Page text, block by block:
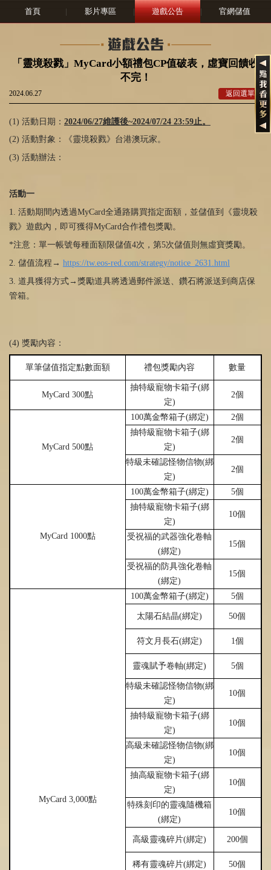
首頁 | 影片專區 | 遊戲公告 | 官網儲值
「靈境殺戮」MyCard小額禮包CP值破表，虛寶回饋收
不完！
2024.06.27 返回選單
(1) 活動日期： 2024/06/27維護後~2024/07/24 23:59止。
(2) 活動對象：《靈境殺戮》台港澳玩家。
(3) 活動辦法：
活動一
1. 活動期間內透過MyCard全通路購買指定面額，並儲值到《靈境殺
戮》遊戲內，即可獲得MyCard合作禮包獎勵。
*注意：單一帳號每種面額限儲值4次，第5次儲值則無虛寶獎勵。
2. 儲值流程→ https://tw.eos-red.com/strategy/notice_2631.html
3. 道具獲得方式→獎勵道具將透過郵件派送、鑽石將派送到商店保
管箱。
(4) 獎勵內容：
單筆儲值指定點數面額 禮包獎勵內容 數量
MyCard 300點
抽特級寵物卡箱子(綁
定)
2個
MyCard 500點
100萬金幣箱子(綁定)
2個
抽特級寵物卡箱子(綁
定)
2個
特級未確認怪物信物(綁
定)
2個
MyCard 1000點
100萬金幣箱子(綁定)
5個
抽特級寵物卡箱子(綁
定)
10個
受祝福的武器強化卷軸
(綁定)
15個
受祝福的防具強化卷軸
(綁定)
15個
MyCard 3,000點
100萬金幣箱子(綁定) 5個
太陽石結晶(綁定) 50個
符文月長石(綁定) 1個
靈魂賦予卷軸(綁定) 5個
特級未確認怪物信物(綁
定)
10個
抽特級寵物卡箱子(綁
定)
10個
高級未確認怪物信物(綁
定)
10個
抽高級寵物卡箱子(綁
定)
10個
特殊刻印的靈魂隨機箱
(綁定)
10個
高級靈魂碎片(綁定) 200個
稀有靈魂碎片(綁定) 50個